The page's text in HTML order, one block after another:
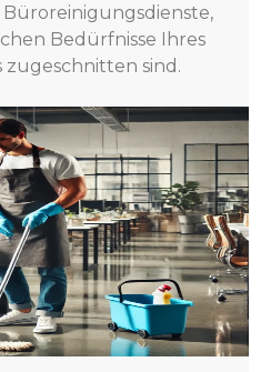
Bedürfnisse Ihres
sind.